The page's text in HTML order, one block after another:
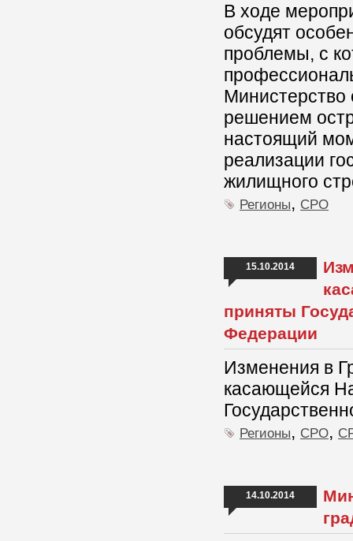
В ходе
обсудят
проблемы, с
Министерство
решением
настоящий
реализации
жилищного
Регионы, СРО
15.10.2014
приняты
Федерации
Изменения в
касающейся
Регионы, СРО,
14.10.2014